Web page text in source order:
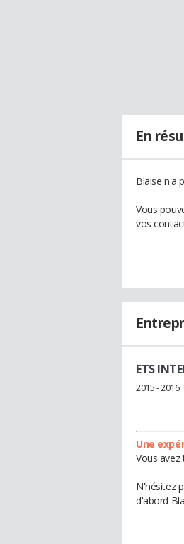
En
Blaise n'a
Vous
vos
ETS
2015 - 2016
Une
Vous avez
N'hésitez
d'abord